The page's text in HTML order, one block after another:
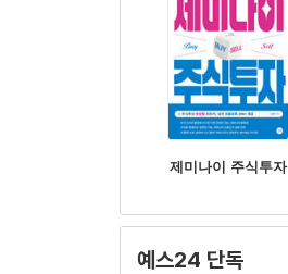
제미나이 주식투자
예스24 단독